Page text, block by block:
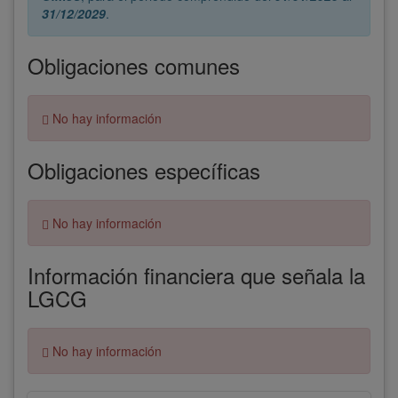
31/12/2029.
Obligaciones comunes
Error:
No hay información
Obligaciones específicas
Error:
No hay información
Información financiera que señala la
LGCG
Error:
No hay información